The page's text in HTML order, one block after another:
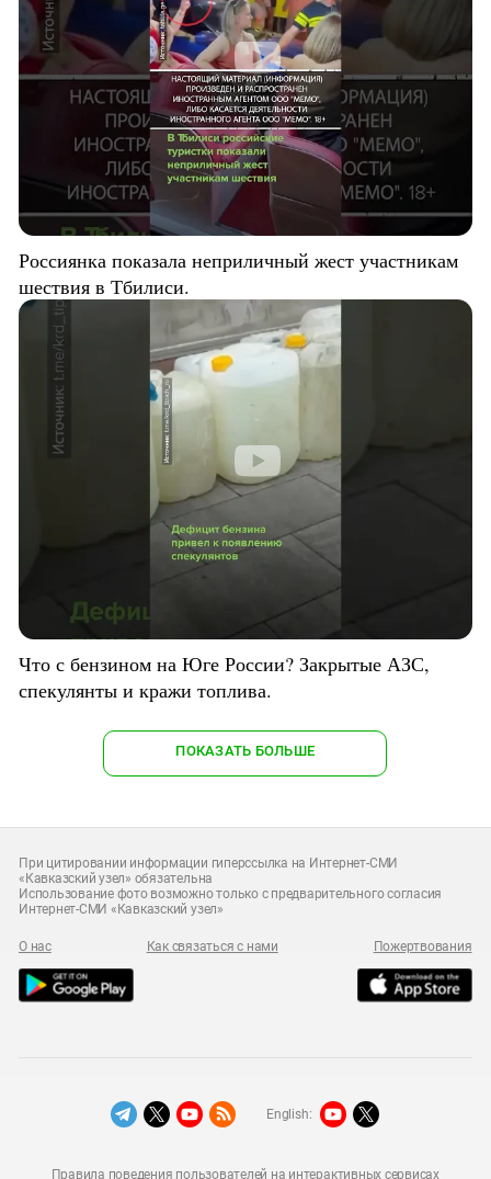
Россиянка показала неприличный жест участникам
шествия в Тбилиси.
Что с бензином на Юге России? Закрытые АЗС,
спекулянты и кражи топлива.
ПОКАЗАТЬ БОЛЬШЕ
При цитировании информации гиперссылка на Интернет-СМИ
«Кавказский узел» обязательна
Использование фото возможно только с предварительного согласия
Интернет-СМИ «Кавказский узел»
О нас Как связаться с нами Пожертвования
Правила поведения пользователей на интерактивных сервисах
English: